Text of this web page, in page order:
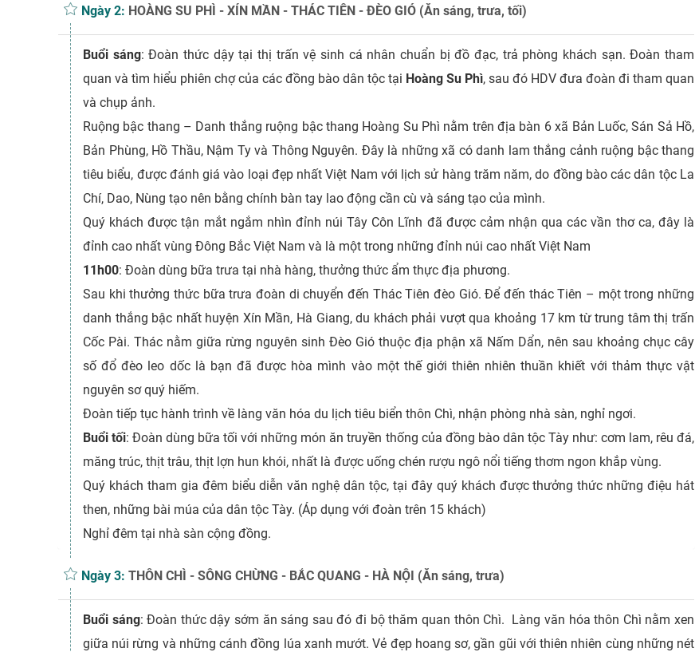
Ngày 2: HOÀNG SU PHÌ - XÍN MẦN - THÁC TIÊN - ĐÈO GIÓ (Ăn sáng, trưa, tối)
Buổi sáng: Đoàn thức dậy tại thị trấn vệ sinh cá nhân chuẩn bị đồ đạc, trả phòng khách sạn. Đoàn tham
quan và tìm hiểu phiên chợ của các đồng bào dân tộc tại Hoàng Su Phì, sau đó HDV đưa đoàn đi tham quan
và chụp ảnh.
Ruộng bậc thang – Danh thắng ruộng bậc thang Hoàng Su Phì nằm trên địa bàn 6 xã Bản Luốc, Sán Sả Hồ,
Bản Phùng, Hồ Thầu, Nậm Ty và Thông Nguyên. Đây là những xã có danh lam thắng cảnh ruộng bậc thang
tiêu biểu, được đánh giá vào loại đẹp nhất Việt Nam với lịch sử hàng trăm năm, do đồng bào các dân tộc La
Chí, Dao, Nùng tạo nên bằng chính bàn tay lao động cần cù và sáng tạo của mình.
Quý khách được tận mắt ngắm nhìn đỉnh núi Tây Côn Lĩnh đã được cảm nhận qua các vần thơ ca, đây là
đỉnh cao nhất vùng Đông Bắc Việt Nam và là một trong những đỉnh núi cao nhất Việt Nam
11h00: Đoàn dùng bữa trưa tại nhà hàng, thưởng thức ẩm thực địa phương.
Sau khi thưởng thức bữa trưa đoàn di chuyển đến Thác Tiên đèo Gió. Để đến thác Tiên – một trong những
danh thắng bậc nhất huyện Xín Mần, Hà Giang, du khách phải vượt qua khoảng 17 km từ trung tâm thị trấn
Cốc Pài. Thác nằm giữa rừng nguyên sinh Đèo Gió thuộc địa phận xã Nấm Dẩn, nên sau khoảng chục cây
số đổ đèo leo dốc là bạn đã được hòa mình vào một thế giới thiên nhiên thuần khiết với thảm thực vật
nguyên sơ quý hiếm.
Đoàn tiếp tục hành trình về làng văn hóa du lịch tiêu biển thôn Chì, nhận phòng nhà sàn, nghỉ ngơi.
Buổi tối: Đoàn dùng bữa tối với những món ăn truyền thống của đồng bào dân tộc Tày như: cơm lam, rêu đá,
măng trúc, thịt trâu, thịt lợn hun khói, nhất là được uống chén rượu ngô nổi tiếng thơm ngon khắp vùng.
Quý khách tham gia đêm biểu diễn văn nghệ dân tộc, tại đây quý khách được thưởng thức những điệu hát
then, những bài múa của dân tộc Tày. (Áp dụng với đoàn trên 15 khách)
Nghỉ đêm tại nhà sàn cộng đồng.
Ngày 3: THÔN CHÌ - SÔNG CHỪNG - BẮC QUANG - HÀ NỘI (Ăn sáng, trưa)
Buổi sáng: Đoàn thức dậy sớm ăn sáng sau đó đi bộ thăm quan thôn Chì. Làng văn hóa thôn Chì nằm xen
giữa núi rừng và những cánh đồng lúa xanh mướt. Vẻ đẹp hoang sơ, gần gũi với thiên nhiên cùng những nét